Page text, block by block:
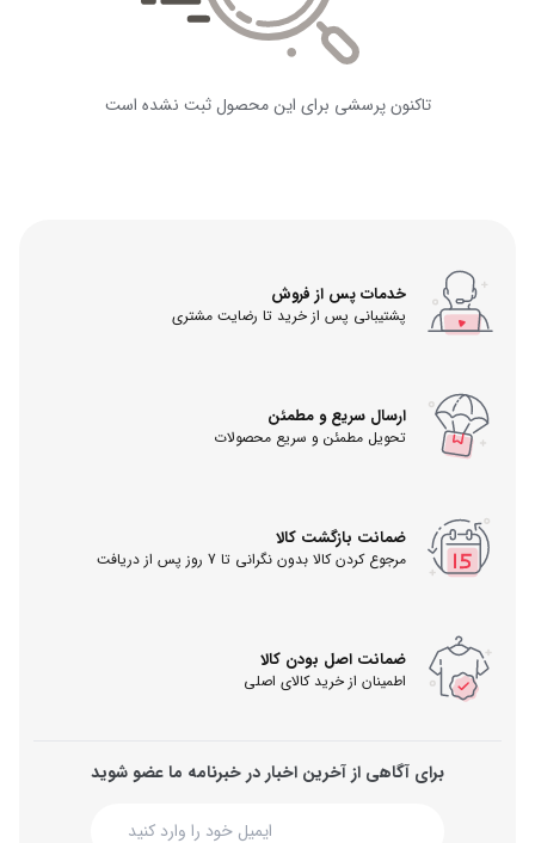
تاکنون پرسشی برای این محصول ثبت نشده است
خدمات پس از فروش
پشتیبانی پس از خرید تا رضایت مشتری
ارسال سریع و مطمئن
تحویل مطمئن و سریع محصولات
ضمانت بازگشت کالا
مرجوع کردن کالا بدون نگرانی تا 7 روز پس از دریافت
ضمانت اصل بودن کالا
اطمینان از خرید کالای اصلی
برای آگاهی از آخرین اخبار در خبرنامه ما عضو شوید